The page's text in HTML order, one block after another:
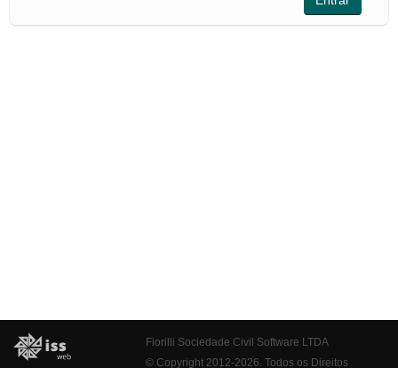
Fiorilli Sociedade Civil Software LTDA
© Copyright 2012-2026. Todos os Direitos